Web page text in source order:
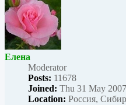
Елена
Мoderator
Posts: 11678
Joined: Thu 31 May
Location: Россия,